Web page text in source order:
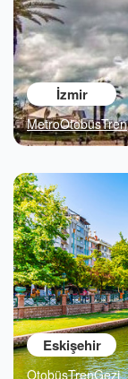
İzmir
MetroOtobüsTren
Eskişehir
OtobüsTrenGezi